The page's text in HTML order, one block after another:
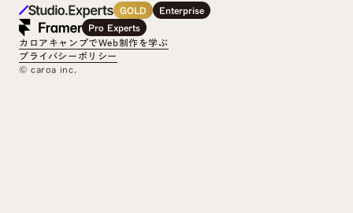
GOLD
Enterprise
Pro Experts
カロアキャンプでWeb制作を学ぶ
プライバシーポリシー
©︎ caroa inc.